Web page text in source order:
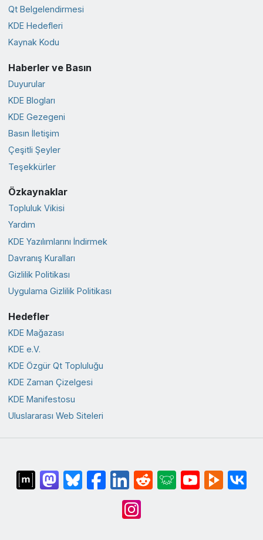
Qt Belgelendirmesi
KDE Hedefleri
Kaynak Kodu
Haberler ve Basın
Duyurular
KDE Blogları
KDE Gezegeni
Basın İletişim
Çeşitli Şeyler
Teşekkürler
Özkaynaklar
Topluluk Vikisi
Yardım
KDE Yazılımlarını İndirmek
Davranış Kuralları
Gizlilik Politikası
Uygulama Gizlilik Politikası
Hedefler
KDE Mağazası
KDE e.V.
KDE Özgür Qt Topluluğu
KDE Zaman Çizelgesi
KDE Manifestosu
Uluslararası Web Siteleri